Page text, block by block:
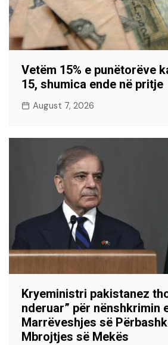
Vetëm 15% e punëtorëve
15, shumica ende në pritje
August 7, 2026
Kryeministri pakistanez
nderuar” për nënshkrimin
Marrëveshjes së
Mbrojtjes së Mekës